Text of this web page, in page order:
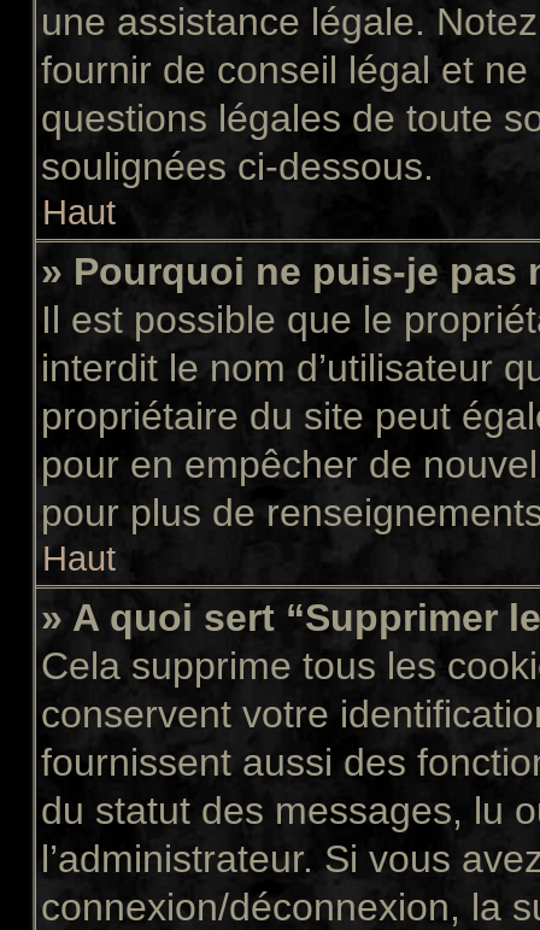
une assistance légale.
fournir de conseil légal et
questions légales de toute
soulignées ci-dessous.
Haut
» Pourquoi ne puis-je pas
Il est possible que le
interdit le nom d’utilisateur
propriétaire du site peut
pour en empêcher de
pour plus de
Haut
» A quoi sert “Supprimer
Cela supprime tous les
conservent votre
fournissent aussi des
du statut des messages, lu
l’administrateur. Si vous
connexion/déconnexion, la